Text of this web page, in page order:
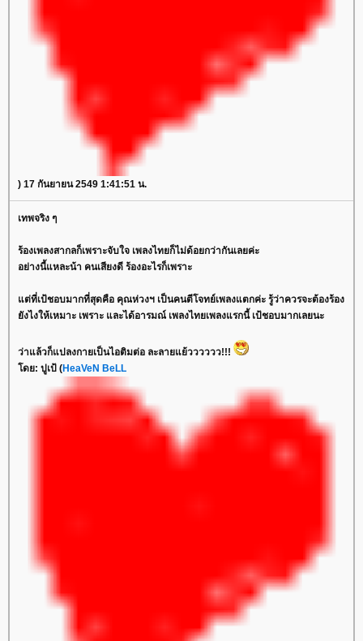
) 17 กันยายน 2549 1:41:51 น.
เทพจริง ๆ
ร้องเพลงสากลก็เพราะจับใจ เพลงไทยก็ไม่ด้อยกว่ากันเลยค่ะ
อย่างนี้แหละน้า คนเสียงดี ร้องอะไรก็เพราะ
แต่ที่เป้ชอบมากที่สุดคือ คุณห่วงฯ เป็นคนตีโจทย์เพลงแตกค่ะ รู้ว่าควรจะต้องร้อง
ยังไงให้เหมาะ เพราะ และได้อารมณ์ เพลงไทยเพลงแรกนี้ เป้ชอบมากเลยนะ
ว่าแล้วก็แปลงกายเป็นไอติมต่อ ละลายแย้วววววว!!!
โดย: ปูเป้ (HeaVeN BeLL